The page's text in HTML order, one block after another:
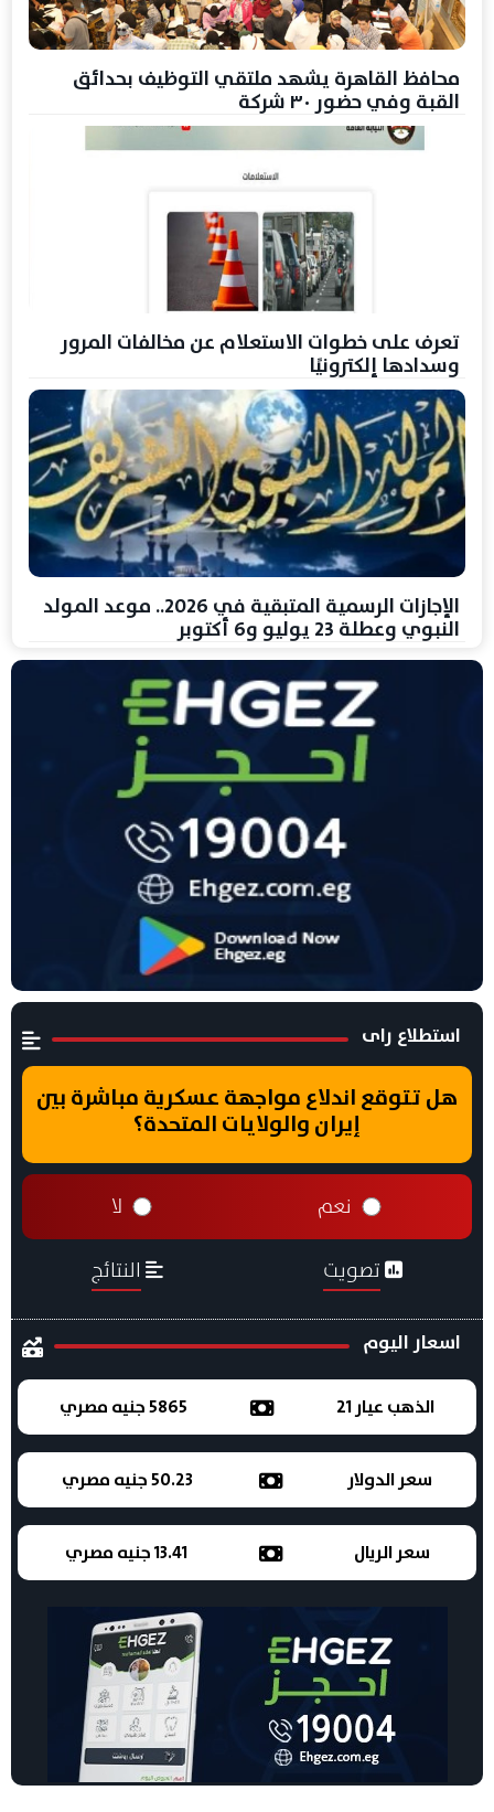
محافظ القاهرة يشهد ملتقي التوظيف بحدائق
القبة وفي حضور ٣٠ شركة
تعرف على خطوات الاستعلام عن مخالفات المرور
وسدادها إلكترونيًا
الإجازات الرسمية المتبقية في 2026.. موعد المولد
النبوي وعطلة 23 يوليو و6 أكتوبر
استطلاع راى
هل تتوقع اندلاع مواجهة عسكرية مباشرة بين
إيران والولايات المتحدة؟
نعم لا
تصويت النتائج
اسعار اليوم
الذهب عيار 21 5865 جنيه مصري
سعر الدولار 50.23 جنيه مصري
سعر الريال 13.41 جنيه مصري